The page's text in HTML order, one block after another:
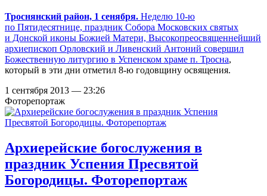
Троснянский район, 1 сенября. Неделю 10-ю
по Пятидесятнице, праздник Собора Московских святых
и Донской иконы Божией Матери, Высокопреосвященнейший
архиепископ Орловский и Ливенский Антоний совершил
Божественную литургию в Успенском храме п. Тросна,
который в эти дни отметил 8-ю годовщину освящения.
1 сентября 2013 — 23:26
Фоторепортаж
Архиерейские богослужения в
праздник Успения Пресвятой
Богородицы. Фоторепортаж